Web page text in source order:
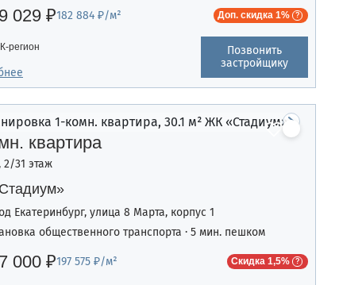
029 ₽182 884 ₽/м² Доп. скидка 1%
регион
Позвонить
застройщику
квартира
2/31 этаж
Екатеринбург, улица 8 Марта, корпус 1
общественного транспорта · 5 мин. пешком
000 ₽197 575 ₽/м² Скидка 1,5%